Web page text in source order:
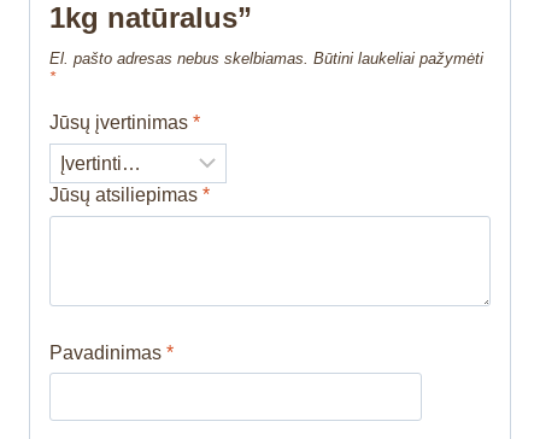
1kg natūralus”
El. pašto adresas nebus skelbiamas. Būtini laukeliai pažymėti
*
Jūsų įvertinimas *
Jūsų atsiliepimas *
Pavadinimas *